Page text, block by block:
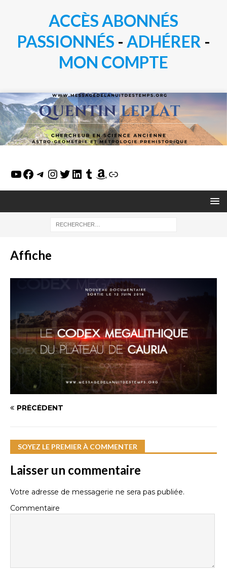
ACCÈS ABONNÉS
PASSIONNÉS - ADHÉRER -
MON COMPTE
Affiche
PRÉCÉDENT
SOYEZ LE PREMIER À COMMENTER
Laisser un commentaire
Votre adresse de messagerie ne sera pas publiée.
Commentaire